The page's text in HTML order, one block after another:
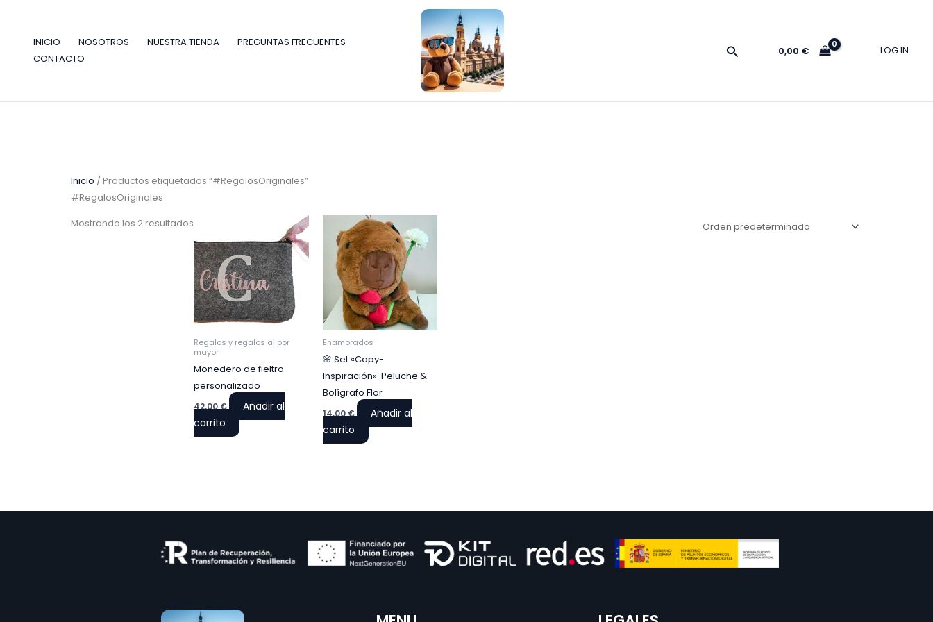
contenidoINICIO NOSOTROS NUESTRA TIENDA
PREGUNTAS FRECUENTES
CONTACTO
Buscar 0,00 € LOG IN
Inicio / Productos etiquetados “#RegalosOriginales”
#RegalosOriginales
Mostrando los 2 resultados
Regalos y regalos al por
mayor
Monedero de fieltro
personalizado
42,00€
Añadir al
carrito
Enamorados
🌸 Set «Capy-
Inspiración»: Peluche &
Bolígrafo Flor
14,00€
Añadir al
carrito